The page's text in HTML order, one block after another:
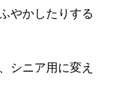
やかしたりする
シニア用に変え